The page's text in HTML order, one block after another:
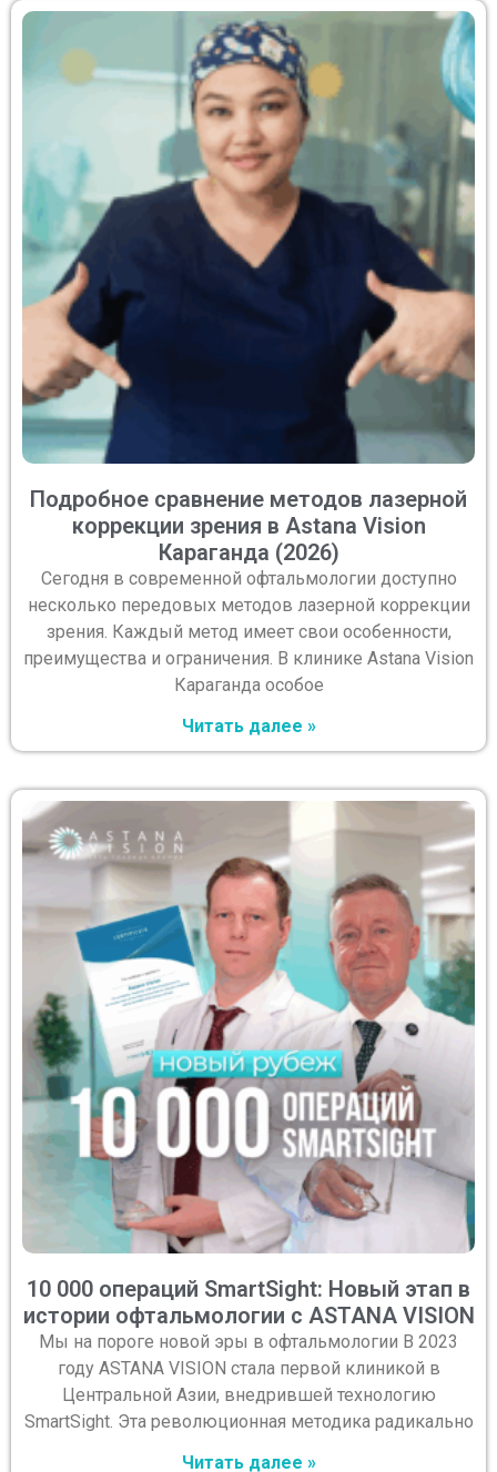
Подробное сравнение методов лазерной
коррекции зрения в Astana Vision
Караганда (2026)
Сегодня в современной офтальмологии доступно
несколько передовых методов лазерной коррекции
зрения. Каждый метод имеет свои особенности,
преимущества и ограничения. В клинике Astana Vision
Караганда особое
Читать далее »
10 000 операций SmartSight: Новый этап в
истории офтальмологии с ASTANA VISION
Мы на пороге новой эры в офтальмологии В 2023
году ASTANA VISION стала первой клиникой в
Центральной Азии, внедрившей технологию
SmartSight. Эта революционная методика радикально
Читать далее »